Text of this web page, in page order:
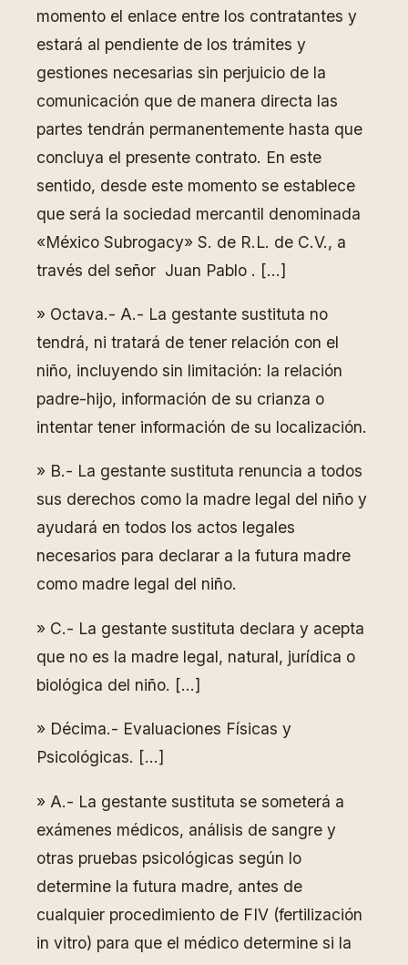
momento el enlace entre los contratantes y
estará al pendiente de los trámites y
gestiones necesarias sin perjuicio de la
comunicación que de manera directa las
partes tendrán permanentemente hasta que
concluya el presente contrato. En este
sentido, desde este momento se establece
que será la sociedad mercantil denominada
«México Subrogacy» S. de R.L. de C.V., a
través del señor Juan Pablo . […]
» Octava.- A.- La gestante sustituta no
tendrá, ni tratará de tener relación con el
niño, incluyendo sin limitación: la relación
padre-hijo, información de su crianza o
intentar tener información de su localización.
» B.- La gestante sustituta renuncia a todos
sus derechos como la madre legal del niño y
ayudará en todos los actos legales
necesarios para declarar a la futura madre
como madre legal del niño.
» C.- La gestante sustituta declara y acepta
que no es la madre legal, natural, jurídica o
biológica del niño. […]
» Décima.- Evaluaciones Físicas y
Psicológicas. […]
» A.- La gestante sustituta se someterá a
exámenes médicos, análisis de sangre y
otras pruebas psicológicas según lo
determine la futura madre, antes de
cualquier procedimiento de FIV (fertilización
in vitro) para que el médico determine si la